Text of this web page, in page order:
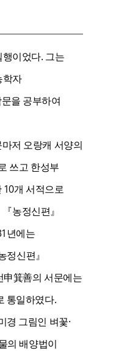
이었다. 그는
학자
을 공부하여
저 오랑캐 서양의
쓰고 한성부
10개 서적으로
농정신편』
년에는
신편』
申箕善의 서문에는
통일하였다.
경 그림인 벼꽃·
의 배양법이